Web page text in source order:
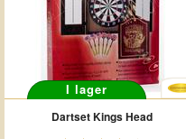
I lager
Dartset Kings Head